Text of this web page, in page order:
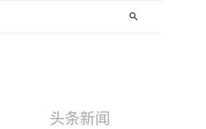
search
头条新闻